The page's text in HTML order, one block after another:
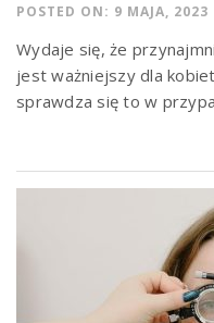
POSTED ON: 9 MAJA, 2023
Wydaje się, że
jest ważniejszy dla
sprawdza się to w